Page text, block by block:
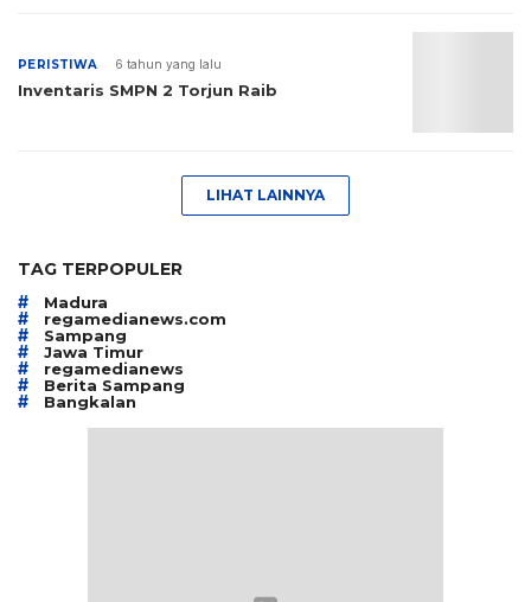
PERISTIWA 6 tahun yang lalu
Inventaris SMPN 2 Torjun Raib
LIHAT LAINNYA
TAG TERPOPULER
# Madura
# regamedianews.com
# Sampang
# Jawa Timur
# regamedianews
# Berita Sampang
# Bangkalan